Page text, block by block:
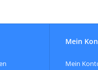
Mein
Mein